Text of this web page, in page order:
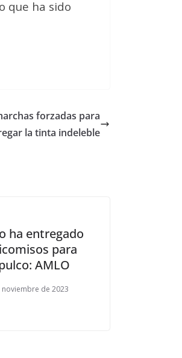
que ha sido
forzadas para
la tinta indeleble
ha entregado
para
AMLO
noviembre de 2023